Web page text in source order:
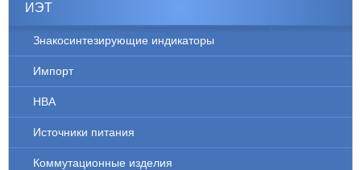
ИЭТ
Знакосинтезирующие индикаторы
Импорт
НВА
Источники питания
Коммутационные изделия